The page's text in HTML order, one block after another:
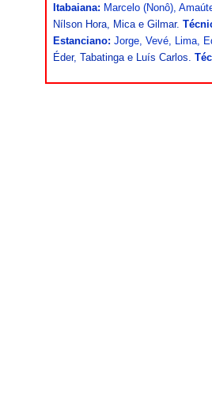
Itabaiana: Marcelo (Nonô),
Nílson Hora, Mica e Gilmar.
Estanciano: Jorge, Vevé, Lima,
Éder, Tabatinga e Luís Carlos.